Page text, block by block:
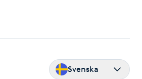
Svenska